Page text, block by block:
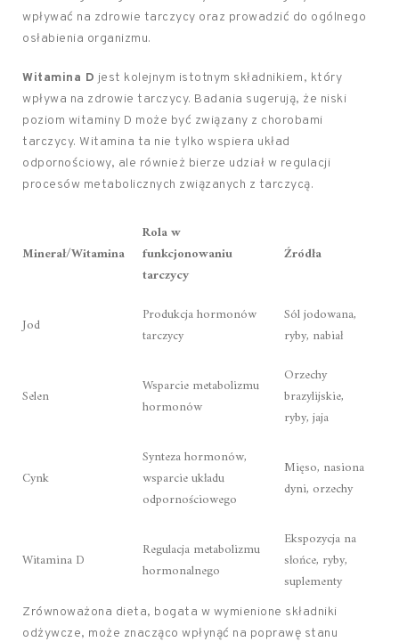
wpływać na zdrowie tarczycy oraz prowadzić do ogólnego
osłabienia organizmu.
Witamina D jest kolejnym istotnym składnikiem, który
wpływa na zdrowie tarczycy. Badania sugerują, że niski
poziom witaminy D może być związany z chorobami
tarczycy. Witamina ta nie tylko wspiera układ
odpornościowy, ale również bierze udział w regulacji
procesów metabolicznych związanych z tarczycą.
Minerał/Witamina
Rola w
funkcjonowaniu
tarczycy
Źródła
Jod
Produkcja hormonów
tarczycy
Sól jodowana,
ryby, nabiał
Selen
Wsparcie metabolizmu
hormonów
Orzechy
brazylijskie,
ryby, jaja
Cynk
Synteza hormonów,
wsparcie układu
odpornościowego
Mięso, nasiona
dyni, orzechy
Witamina D
Regulacja metabolizmu
hormonalnego
Ekspozycja na
słońce, ryby,
suplementy
Zrównoważona dieta, bogata w wymienione składniki
odżywcze, może znacząco wpłynąć na poprawę stanu